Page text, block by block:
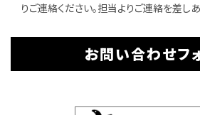
りご連絡ください。担当よりご連絡を差しあ
お問い合わせフ